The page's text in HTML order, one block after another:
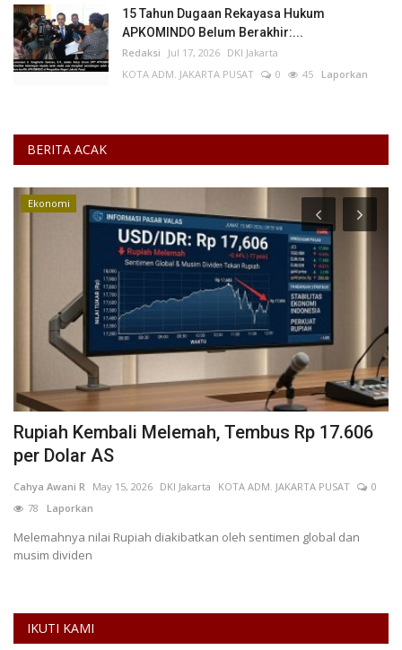
15 Tahun Dugaan Rekayasa Hukum
APKOMINDO Belum Berakhir:...
Redaksi Jul 17, 2026 DKI Jakarta
KOTA ADM. JAKARTA PUSAT
0 45 Laporkan
BERITA ACAK
Ekonomi
Rupiah Kembali Melemah, Tembus Rp 17.606
per Dolar AS
Cahya Awani R May 15, 2026 DKI Jakarta KOTA ADM. JAKARTA PUSAT
0
78 Laporkan
Melemahnya nilai Rupiah diakibatkan oleh sentimen global dan
musim dividen
IKUTI KAMI